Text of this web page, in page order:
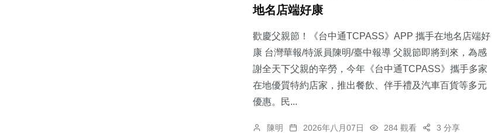
地名店端好康
歡慶父親節！《台中通TCPASS》APP 攜手在地名店端好
康 台灣華報/特派員陳明/臺中報導 父親節即將到來，為感
謝全天下父親的辛勞，今年《台中通TCPASS》攜手多家
在地優質特約店家，推出餐飲、伴手禮及汽車百貨等多元
優惠。民...
陳明 2026年八月07日 284 觀看 3 分享
27+ 20 + 123